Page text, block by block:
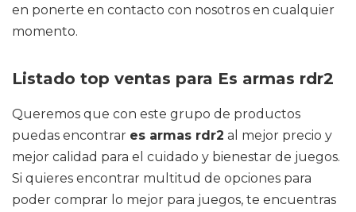
en ponerte en contacto con nosotros en cualquier
momento.
Listado top ventas para Es armas rdr2
Queremos que con este grupo de productos
puedas encontrar es armas rdr2 al mejor precio y
mejor calidad para el cuidado y bienestar de juegos.
Si quieres encontrar multitud de opciones para
poder comprar lo mejor para juegos, te encuentras